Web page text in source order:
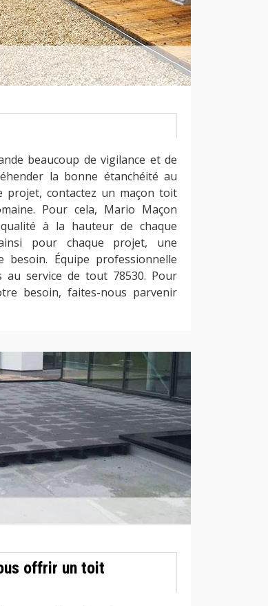
beaucoup de vigilance et de
la bonne étanchéité au
projet, contactez un maçon toit
Pour cela, Mario Maçon
à la hauteur de chaque
pour chaque projet, une
besoin. Équipe professionnelle
au service de tout 78530. Pour
besoin, faites-nous parvenir
offrir un toit